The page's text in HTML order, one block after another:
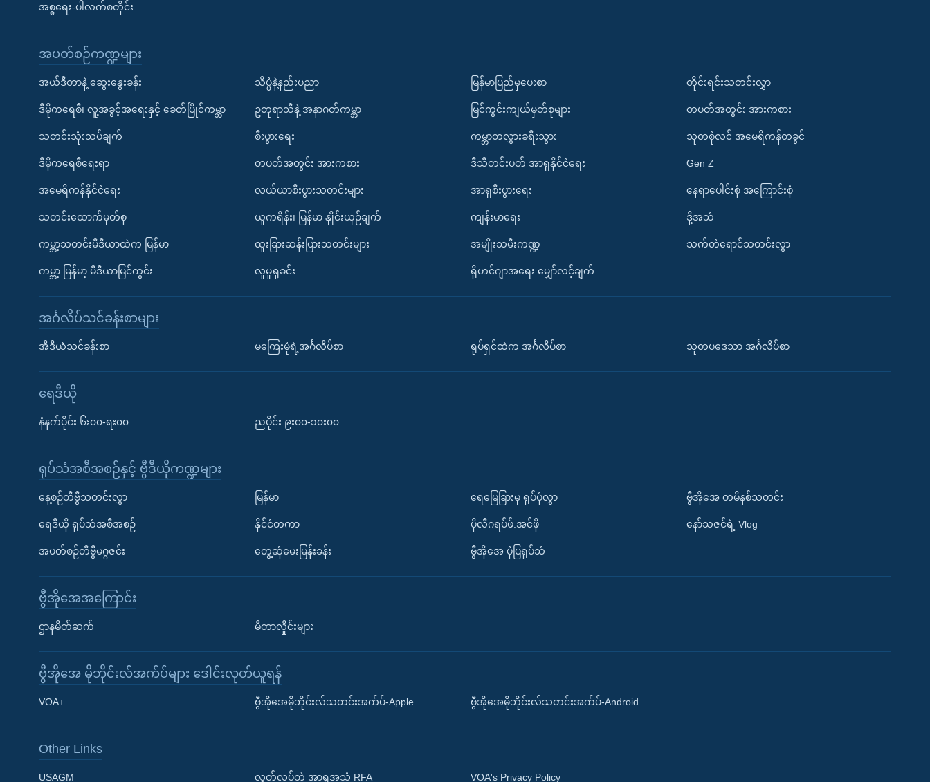
Learning English
အစ္စရေး-ပါလက်စတိုင်း
အပတ်စဉ်ကဏ္ဍများ
အယ်ဒီတာနဲ့ ဆွေးနွေးခန်း
ဒီမိုကရေစီ၊ လူ့အခွင့်အရေးနှင့် ခေတ်ပြိုင်ကမ္ဘာ
သတင်းသုံးသပ်ချက်
ဒီမိုကရေစီရေးရာ
အမေရိကန်နိုင်ငံရေး
သတင်းထောက်မှတ်စု
ကမ္ဘာ့သတင်းမီဒီယာထဲက မြန်မာ
ကမ္ဘာ့ မြန်မာ့ မီဒီယာမြင်ကွင်း
သိပ္ပံနဲ့နည်းပညာ
ဥတုရာသီနဲ့ အနာဂတ်ကမ္ဘာ
စီးပွားရေး
တပတ်အတွင်း အားကစား
လယ်ယာစီးပွားသတင်းများ
ယူကရိန်း၊ မြန်မာ နှိုင်းယှဉ်ချက်
ထူးခြားဆန်းပြားသတင်းများ
လူမှုရှုခင်း
မြန်မာပြည်မှပေးစာ
မြင်ကွင်းကျယ်မှတ်စုများ
ကမ္ဘာတလွှားခရီးသွား
ဒီသီတင်းပတ် အာရှနိုင်ငံရေး
အာရှစီးပွားရေး
ကျန်းမာရေး
အမျိုးသမီးကဏ္ဍ
ရိုဟင်ဂျာအရေး မျှော်လင့်ချက်
တိုင်းရင်းသတင်းလွှာ
တပတ်အတွင်း အားကစား
သုတစုံလင် အမေရိကန်တခွင်
Gen Z
နေရာပေါင်းစုံ အကြောင်းစုံ
ဒို့အသံ
သက်တံရောင်သတင်းလွှာ
အင်္ဂလိပ်သင်ခန်းစာများ
အီဒီယံသင်ခန်းစာ မကြေးမုံရဲ့အင်္ဂလိပ်စာ ရုပ်ရှင်ထဲက အင်္ဂလိပ်စာ သုတပဒေသာ အင်္ဂလိပ်စာ
ရေဒီယို
နံနက်ပိုင်း ၆း၀၀-ရး၀၀ ညပိုင်း ၉း၀၀-၁၀း၀၀
ရုပ်သံအစီအစဉ်နှင့် ဗွီဒီယိုကဏ္ဍများ
နေ့စဉ်တီဗွီသတင်းလွှာ
ရေဒီယို ရုပ်သံအစီအစဉ်
အပတ်စဉ်တီဗွီမဂ္ဂဇင်း
မြန်မာ
နိုင်ငံတကာ
တွေ့ဆုံမေးမြန်းခန်း
ရေမြေခြားမှ ရုပ်ပုံလွှာ
ပိုလီဂရပ်ဖ်.အင်ဖို
ဗွီအိုအေ ပုံပြရုပ်သံ
ဗွီအိုအေ တမိနစ်သတင်း
နော်သဇင်ရဲ့ Vlog
ဗွီအိုအေအကြောင်း
ဌာနမိတ်ဆက် မီတာလှိုင်းများ
ဗွီအိုအေ မိုဘိုင်းလ်အက်ပ်များ ဒေါင်းလုတ်ယူရန်
VOA+ ဗွီအိုအေမိုဘိုင်းလ်သတင်းအက်ပ်-Apple ဗွီအိုအေမိုဘိုင်းလ်သတင်းအက်ပ်-Android
Other Links
USAGM လွတ်လပ်တဲ့ အာရှအသံ RFA VOA's Privacy Policy